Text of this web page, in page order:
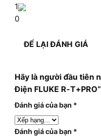
1
0
ĐỂ LẠI ĐÁNH GIÁ
Hãy là người đầu tiên
Điện FLUKE R-T+PRO”
Đánh giá của bạn *
Đánh giá của bạn *